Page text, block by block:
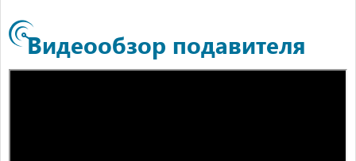
Видеообзор подавителя